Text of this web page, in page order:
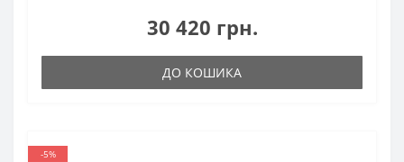
30 420 грн.
ДО КОШИКА
-5%